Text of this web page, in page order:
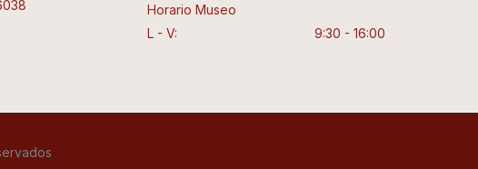
Horario Museo
L - V:
9:30 - 16:00